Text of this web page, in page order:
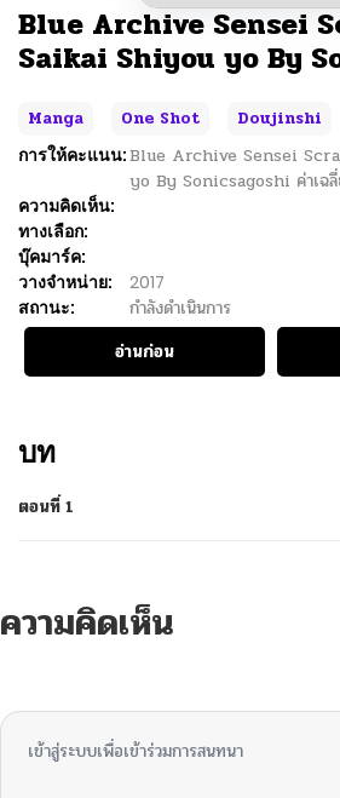
Blue Archive Sensei
Saikai Shiyou yo By
Manga One Shot
Doujinshi
การให้คะแนน:Blue Archive Sensei
yo By Sonicsagoshi ค่าเฉ
ความคิดเห็น:
ทางเลือก:
บุ๊คมาร์ค:
วางจำหน่าย:
2017
สถานะ:
กำลังดำเนินการ
อ่านก่อน
บท
ตอนที่ 1
ความคิดเห็น
เข้าสู่ระบบเพื่อเข้าร่วมการสนทนา